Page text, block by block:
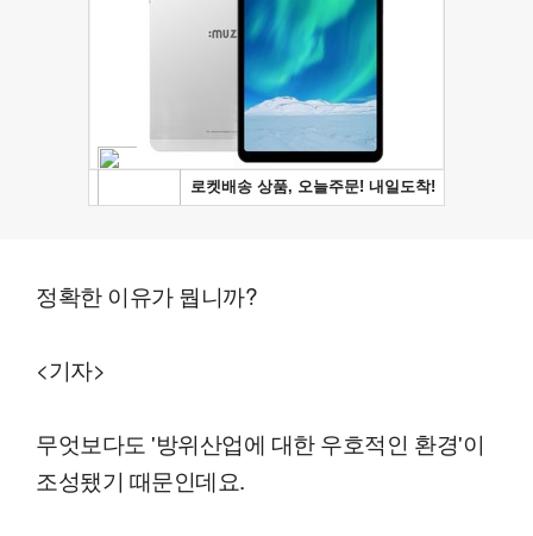
정확한 이유가 뭡니까?
<기자>
무엇보다도 '방위산업에 대한 우호적인 환경'이
조성됐기 때문인데요.